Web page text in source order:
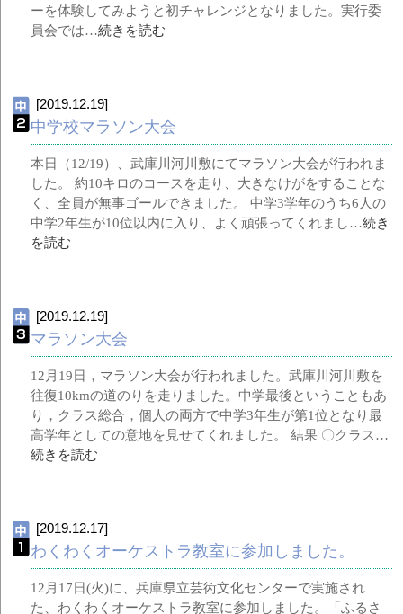
ーを体験してみようと初チャレンジとなりました。実行委
員会では…続きを読む
[2019.12.19]
中学校マラソン大会
本日（12/19）、武庫川河川敷にてマラソン大会が行われま
した。 約10キロのコースを走り、大きなけがをすることな
く、全員が無事ゴールできました。 中学3学年のうち6人の
中学2年生が10位以内に入り、よく頑張ってくれまし…続き
を読む
[2019.12.19]
マラソン大会
12月19日，マラソン大会が行われました。武庫川河川敷を
往復10kmの道のりを走りました。中学最後ということもあ
り，クラス総合，個人の両方で中学3年生が第1位となり最
高学年としての意地を見せてくれました。 結果 〇クラス…
続きを読む
[2019.12.17]
わくわくオーケストラ教室に参加しました。
12月17日(火)に、兵庫県立芸術文化センターで実施され
た、わくわくオーケストラ教室に参加しました。「ふるさ